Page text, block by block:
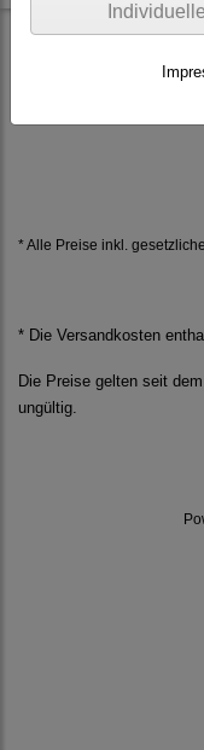
* Alle Preise inkl.
* Die Versandkosten
Die Preise gelten seit
ungültig.